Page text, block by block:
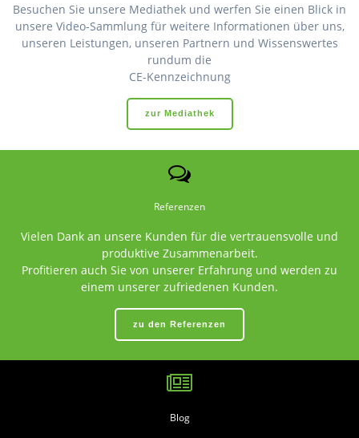
Besuchen Sie unsere Mediathek und werfen Sie einen Blick in
unsere Video-Sammlung für weitere Informationen über uns,
unseren Leistungen, unseren Partnern und Wissenswertes
rundum die
CE-Kennzeichnung
zur Mediathek
Referenzen
Vielen Dank an unsere Kunden für die vertrauensvolle und
produktive Zusammenarbeit.
Profitieren auch Sie von unserer Erfahrung und werden zu
einem unserer zufriedenen Kunden.
zu den Referenzen
Blog